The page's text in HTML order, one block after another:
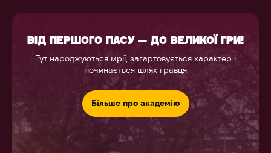
ВІД ПЕРШОГО ПАСУ — ДО ВЕЛИКОЇ ГРИ!
Тут народжуються мрії, загартовується характер і
починається шлях гравця
Більше про академію